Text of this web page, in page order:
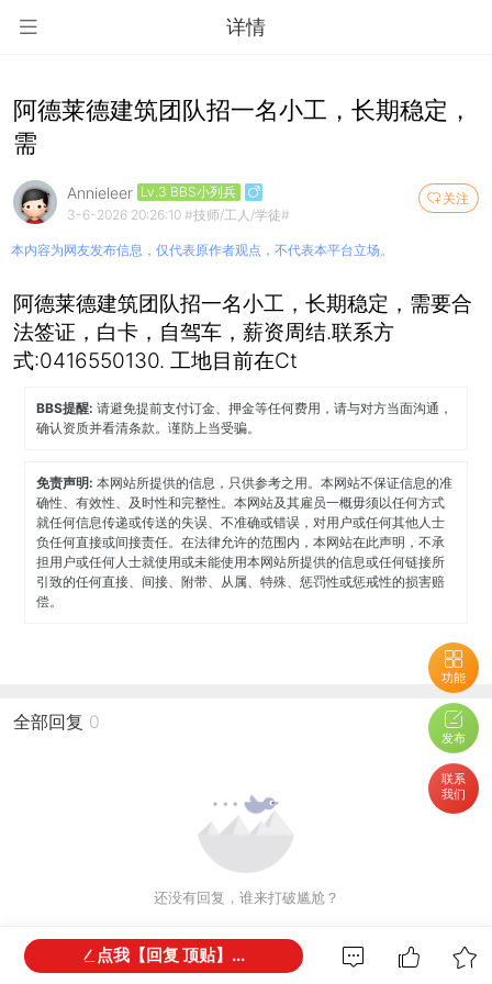
详情
功能
发布
联系
我们
阿德莱德建筑团队招一名小工，长期稳定，
需
关注
Annieleer Lv.3 BBS小列兵
3-6-2026 20:26:10 #技师/工人/学徒#
本内容为网友发布信息，仅代表原作者观点，不代表本平台立场。
阿德莱德建筑团队招一名小工，长期稳定，需要合
法签证，白卡，自驾车，薪资周结.联系方
式:0416550130. 工地目前在Ct
BBS提醒:请避免提前支付订金、押金等任何费用，请与对方当面沟通，
确认资质并看清条款。谨防上当受骗。
免责声明:本网站所提供的信息，只供参考之用。本网站不保证信息的准
确性、有效性、及时性和完整性。本网站及其雇员一概毋须以任何方式
就任何信息传递或传送的失误、不准确或错误，对用户或任何其他人士
负任何直接或间接责任。在法律允许的范围内，本网站在此声明，不承
担用户或任何人士就使用或未能使用本网站所提供的信息或任何链接所
引致的任何直接、间接、附带、从属、特殊、惩罚性或惩戒性的损害赔
偿。
全部回复 0
还没有回复，谁来打破尴尬？
点我【回复 顶贴】...